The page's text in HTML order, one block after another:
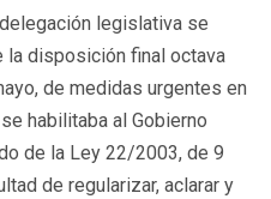
legislativa se
la disposición final octava
de medidas urgentes en
habilitaba al Gobierno
de la Ley 22/2003, de 9
de regularizar, aclarar y